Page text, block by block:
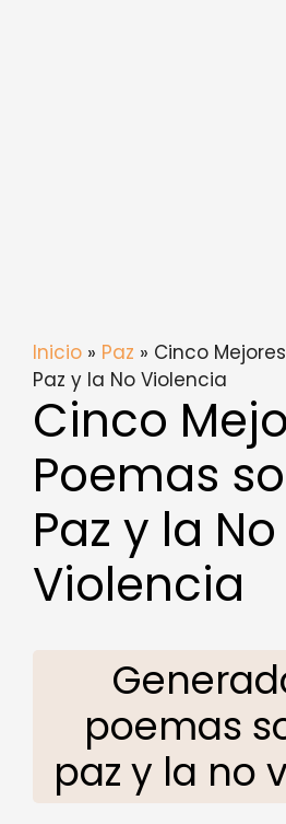
Inicio » Paz » Cinco
Paz y la No Violencia
Cinco
Poemas
Paz y la No
Violencia
poemas
paz y la no